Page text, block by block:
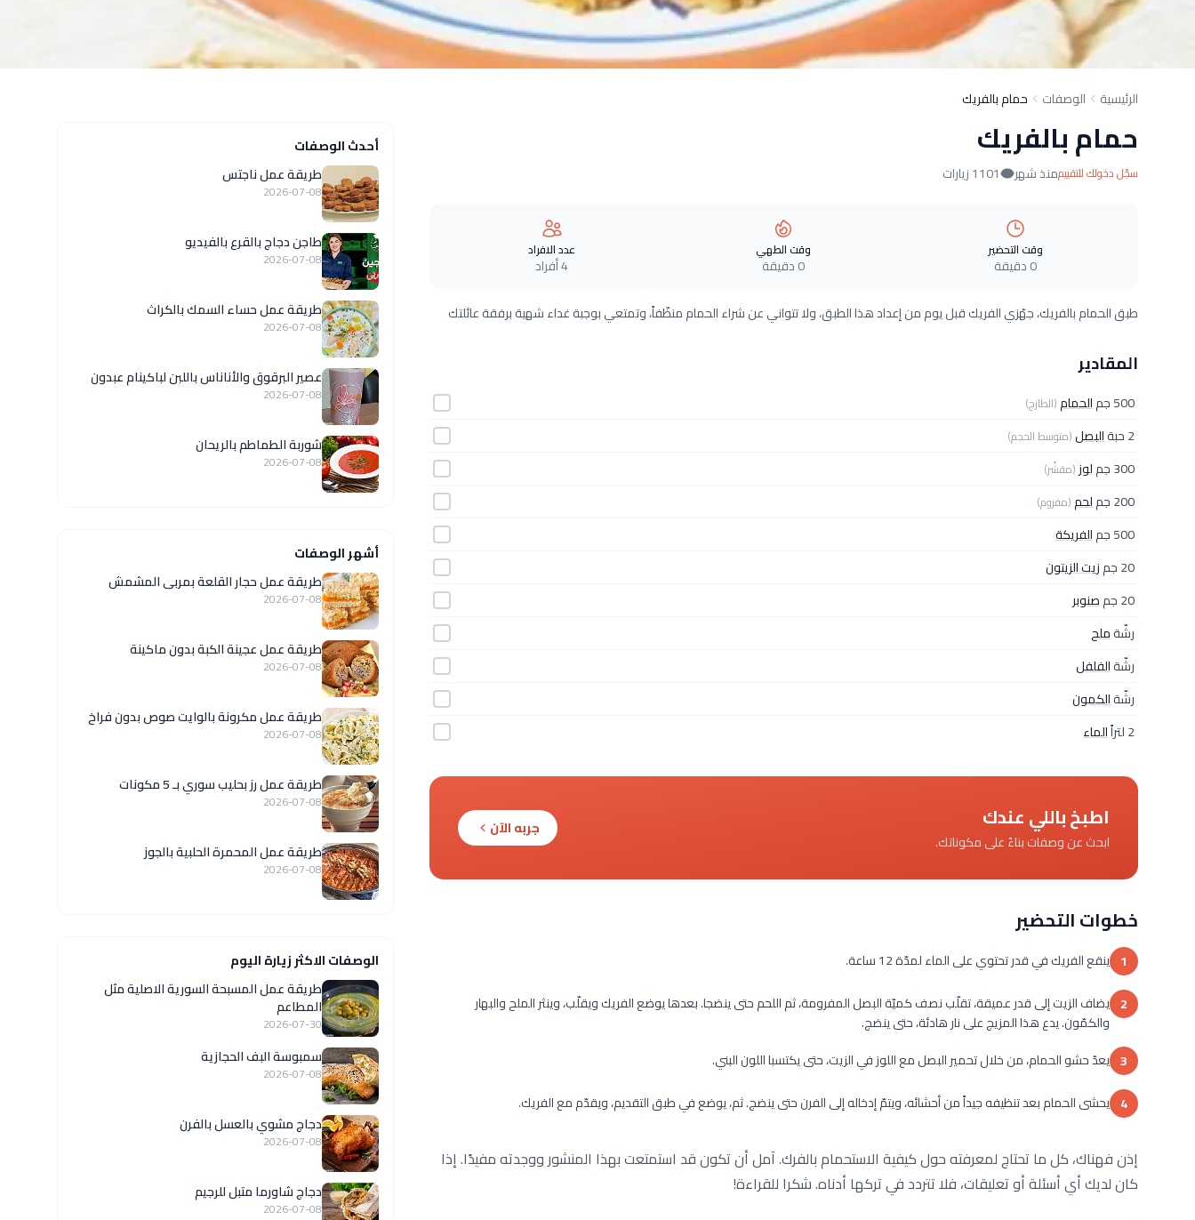
الرئيسية الوصفات حمام بالفريك
حمام بالفريك
سجّل دخولك للتقييممنذ شهر 1101 زيارات
وقت التحضير
0 دقيقة
وقت الطهي
0 دقيقة
عدد الافراد
4 أفراد
طبق الحمام بالفريك، جهّزي الفريك قبل يوم من إعداد هذا الطبق، ولا تتواني عن شراء الحمام منظّفاً، وتمتعي بوجبة غداء شهية برفقة عائلتك
المقادير
500 جم الحمام(الطازج)
2 حبة البصل(متوسط الحجم)
300 جم لوز (مقشّر)
200 جم لحم(مفروم)
500 جم
الفريكة
20 جم
زيت الزيتون
20 جم
صنوبر
رشّةملح
رشّةالفلفل
رشّةالكمون
2 لتراً
الماء
اطبخ باللي عندك
ابحث عن وصفات بناءً على مكوناتك.
جربه الآن
خطوات التحضير
1 ينقع الفريك في قدر تحتوي على الماء لمدّة 12 ساعة.
2 يضاف الزيت إلى قدر عميقة، تقلّب نصف كميّة البصل المفرومة، ثم اللحم حتى ينضجا. بعدها يوضع الفريك ويقلّب، وينثر الملح والبهار
والكمّون. يدع هذا المزيج على نار هادئة، حتى ينضج.
3 يعدّ حشو الحمام، من خلال تحمير البصل مع اللوز في الزيت، حتى يكتسبا اللون البني.
4 يحشى الحمام بعد تنظيفه جيداً من أحشائه، ويتمّ إدخاله إلى الفرن حتى ينضج. ثم، يوضع في طبق التقديم، ويقدّم مع الفريك.
إذن فهناك، كل ما تحتاج لمعرفته حول كيفية الاستحمام بالفرك. آمل أن تكون قد استمتعت بهذا المنشور ووجدته مفيدًا. إذا
كان لديك أي أسئلة أو تعليقات، فلا تتردد في تركها أدناه. شكرا للقراءة!
أحدث الوصفات
طريقة عمل ناجتس
2026-07-08
طاجن دجاج بالقرع بالفيديو
2026-07-08
طريقة عمل حساء السمك بالكراث
2026-07-08
عصير البرقوق والأناناس باللبن لباكينام عبدون
2026-07-08
شوربة الطماطم بالريحان
2026-07-08
أشهر الوصفات
طريقة عمل حجار القلعة بمربى المشمش
2026-07-08
طريقة عمل عجينة الكبة بدون ماكينة
2026-07-08
طريقة عمل مكرونة بالوايت صوص بدون فراخ
2026-07-08
طريقة عمل رز بحليب سوري بـ 5 مكونات
2026-07-08
طريقة عمل المحمرة الحلبية بالجوز
2026-07-08
الوصفات الاكثر زيارة اليوم
‏طريقة عمل المسبحة السورية الاصلية مثل
المطاعم
2026-07-30
سمبوسة البف الحجازية
2026-07-08
دجاج مشوي بالعسل بالفرن
2026-07-08
دجاج شاورما متبل للرجيم
2026-07-08